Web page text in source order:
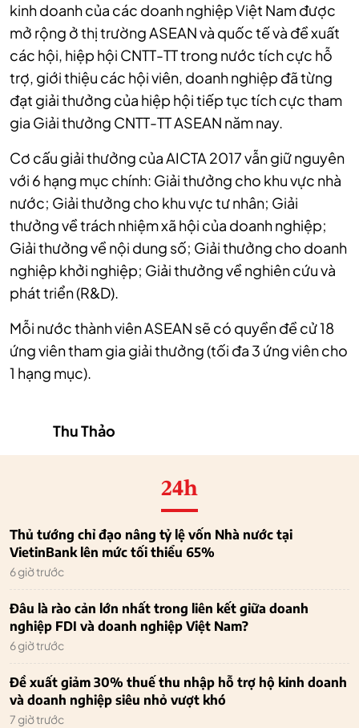
kinh doanh của các doanh nghiệp Việt Nam được
mở rộng ở thị trường ASEAN và quốc tế và đề xuất
các hội, hiệp hội CNTT-TT trong nước tích cực hỗ
trợ, giới thiệu các hội viên, doanh nghiệp đã từng
đạt giải thưởng của hiệp hội tiếp tục tích cực tham
gia Giải thưởng CNTT-TT ASEAN năm nay.
Cơ cấu giải thưởng của AICTA 2017 vẫn giữ nguyên
với 6 hạng mục chính: Giải thưởng cho khu vực nhà
nước; Giải thưởng cho khu vực tư nhân; Giải
thưởng về trách nhiệm xã hội của doanh nghiệp;
Giải thưởng về nội dung số; Giải thưởng cho doanh
nghiệp khởi nghiệp; Giải thưởng về nghiên cứu và
phát triển (R&D).
Mỗi nước thành viên ASEAN sẽ có quyền đề cử 18
ứng viên tham gia giải thưởng (tối đa 3 ứng viên cho
1 hạng mục).
Thu Thảo
24h
Thủ tướng chỉ đạo nâng tỷ lệ vốn Nhà nước tại
VietinBank lên mức tối thiểu 65%
6 giờ trước
Đâu là rào cản lớn nhất trong liên kết giữa doanh
nghiệp FDI và doanh nghiệp Việt Nam?
6 giờ trước
Đề xuất giảm 30% thuế thu nhập hỗ trợ hộ kinh doanh
và doanh nghiệp siêu nhỏ vượt khó
7 giờ trước